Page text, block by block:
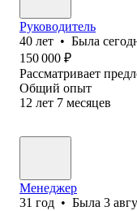
Руководитель
40 лет • Была
150 000 ₽
Рассматривает
Общий опыт
12 лет 7 месяцев
Менеджер
31 год • Была 3